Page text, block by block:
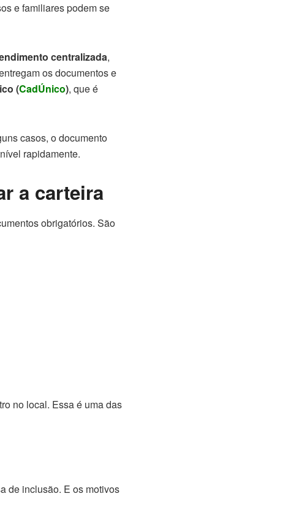
e familiares podem se
centralizada,
os documentos e
(CadÚnico), que é
casos, o documento
rapidamente.
a carteira
obrigatórios. São
no local. Essa é uma das
de inclusão. E os motivos